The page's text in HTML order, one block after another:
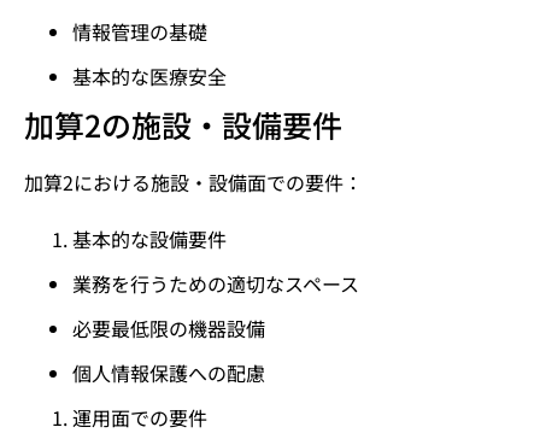
情報管理の基礎
基本的な医療安全
加算2の施設・設備要件
加算2における施設・設備面での要件：
基本的な設備要件
業務を行うための適切なスペース
必要最低限の機器設備
個人情報保護への配慮
運用面での要件